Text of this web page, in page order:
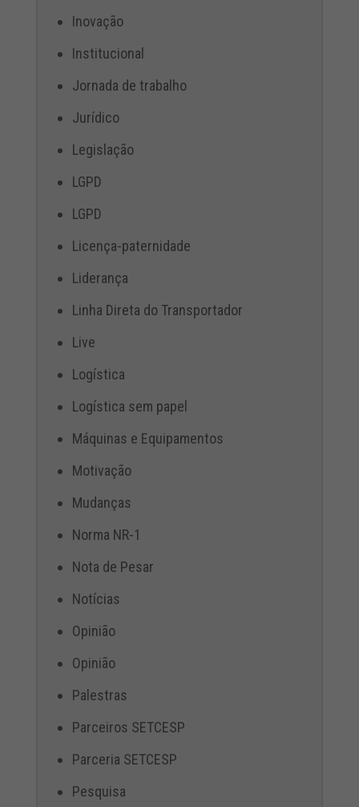
Inovação
Institucional
Jornada de trabalho
Jurídico
Legislação
LGPD
LGPD
Licença-paternidade
Liderança
Linha Direta do Transportador
Live
Logística
Logística sem papel
Máquinas e Equipamentos
Motivação
Mudanças
Norma NR-1
Nota de Pesar
Notícias
Opinião
Opinião
Palestras
Parceiros SETCESP
Parceria SETCESP
Pesquisa